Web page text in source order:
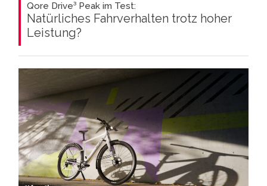
Qore Drive³ Peak im Test:
Natürliches Fahrverhalten trotz hoher
Leistung?